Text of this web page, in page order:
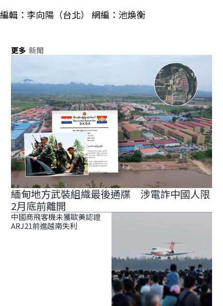
編輯：李向陽（台北） 網編：池煥衡
更多 新聞
緬甸地方武裝組織最後通牒 涉電詐中國人限
2月底前離開
中國商飛客機未獲歐美認證
ARJ21前進越南失利